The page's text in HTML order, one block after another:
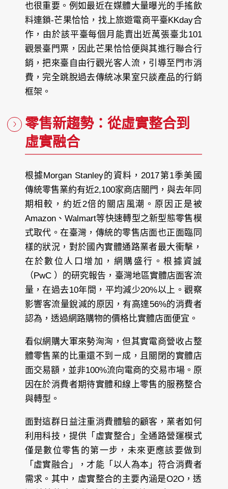
也很重要。例如最近在媒體大量曝光的手搖飲
料連鎖-芒果恰恰，找上旅遊電商平臺KKday合
作，由於該平臺每個月能賣出近萬張臺北101
觀景臺門票，因此芒果恰恰便與其進行聯合行
銷，把來臺自由行觀光客人流，引導至門市消
費，完全跳脫過去傳統冰果室只談產品的行銷
框架。
零售新趨勢：從虛實整合到
虛實融合
根據Morgan Stanley的資料，2017第1季美國
傳統零售業約有近2,100家商店關門，與去年同
期相較，約近2倍的關店風潮。原因正是被
Amazon、Walmart等快速轉型之新型態零售模
式取代。在臺灣，傳統的零售店面也正面臨同
樣的狀況，對於國內實體通路業者最大衝擊，
在於數位人口增加，網購盛行。根據資誠
（PwC ）的研究報告，臺灣地區實體店面客流
量，在過去10年間，平均減少20%以上。觀察
影響客流量銳減的原因，有高達56%的消費者
認為，透過網路購物的價格比實體店面便宜。
看似網購大軍來勢洶洶，但其實電商營收占整
體零售業的比重還不到ㄧ成，且關閉的實體店
面交易額，並非100%流向電商的交易市場。原
因在於消費者期待實體和線上零售的服務整合
與轉型。
面對這群日益注重消費體驗的顧客，業者如何
利用科技，提供「虛實整合」全通路營運模式
僅是數位零售的第一步，未來更應該要做到
「虛實融合」，才能「以人為本」符合消費者
需求。其中，虛實整合的主要內涵是O2O，透